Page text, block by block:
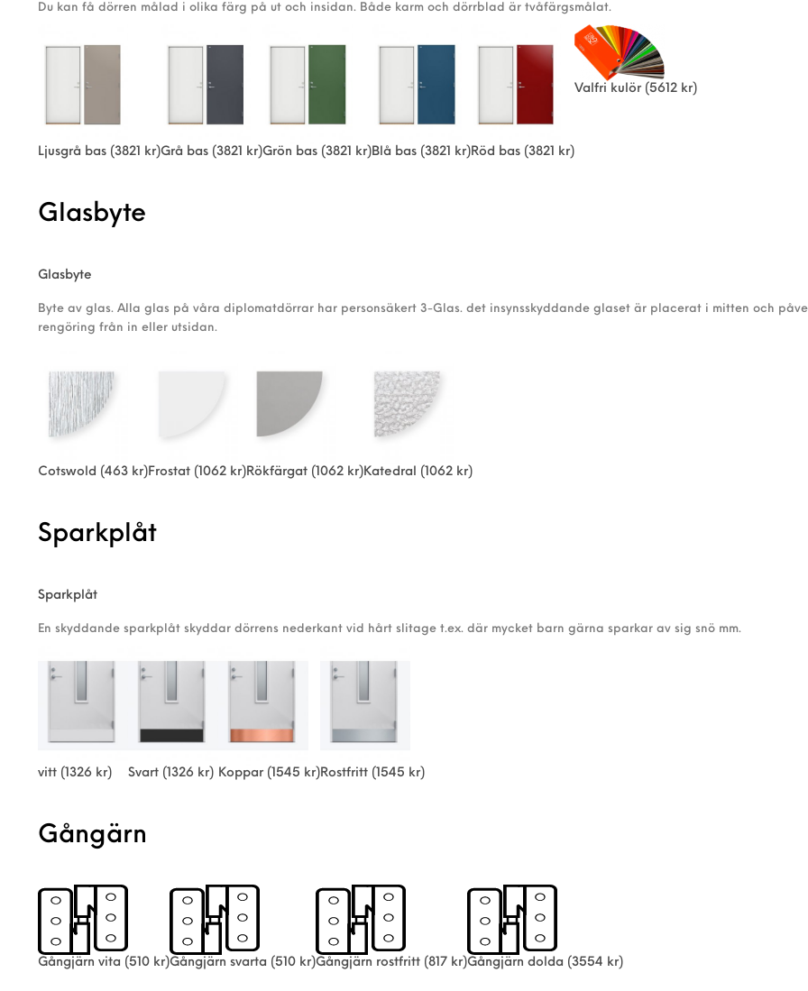
Du kan få dörren målad i olika färg på ut och insidan. Både karm och dörrblad är tvåfärgsmålat.
Ljusgrå bas (3821 kr)Grå bas (3821 kr)Grön bas (3821 kr)Blå bas (3821 kr)Röd bas (3821 kr)
Valfri kulör(5612 kr)
Glasbyte
Glasbyte
Byte av glas. Alla glas på våra diplomatdörrar har personsäkert 3-Glas. det insynsskyddande glaset är placerat i mitten och
rengöring från in eller utsidan.
Cotswold (463 kr)Frostat (1062 kr)Rökfärgat (1062 kr)Katedral (1062 kr)
Sparkplåt
Sparkplåt
En skyddande sparkplåt skyddar dörrens nederkant vid hårt slitage t.ex. där mycket barn gärna sparkar av sig snö mm.
vitt (1326 kr) Svart (1326 kr) Koppar(1545 kr)Rostfritt (1545 kr)
Gångärn
Gångjärn vita (510 kr)Gångjärn svarta (510 kr)Gångjärn rostfritt (817 kr)Gångjärn dolda (3554 kr)